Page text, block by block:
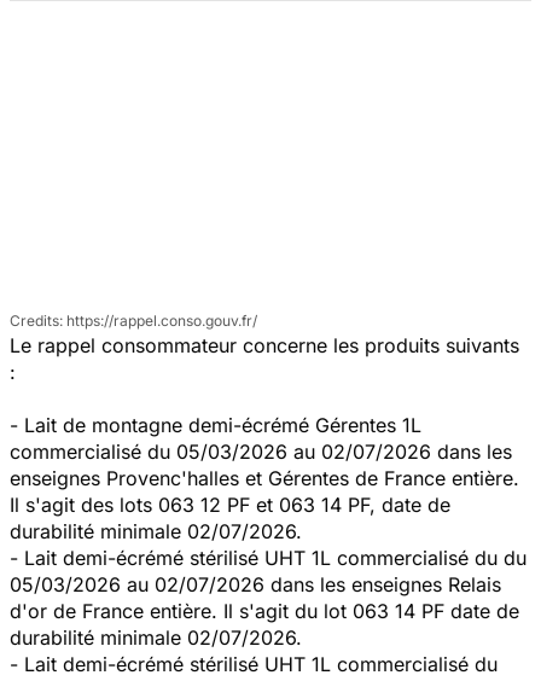
https://rappel.conso.gouv.fr/
Le rappel consommateur concerne les produits suivants
:
- Lait de montagne demi-écrémé Gérentes 1L
commercialisé du 05/03/2026 au 02/07/2026 dans les
enseignes Provenc'halles et Gérentes de France entière.
Il s'agit des lots 063 12 PF et 063 14 PF, date de
durabilité minimale 02/07/2026.
- Lait demi-écrémé stérilisé UHT 1L commercialisé du du
05/03/2026 au 02/07/2026 dans les enseignes Relais
d'or de France entière. Il s'agit du lot 063 14 PF date de
durabilité minimale 02/07/2026.
- Lait demi-écrémé stérilisé UHT 1L commercialisé du